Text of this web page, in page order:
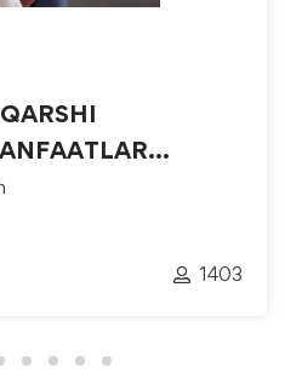
1403